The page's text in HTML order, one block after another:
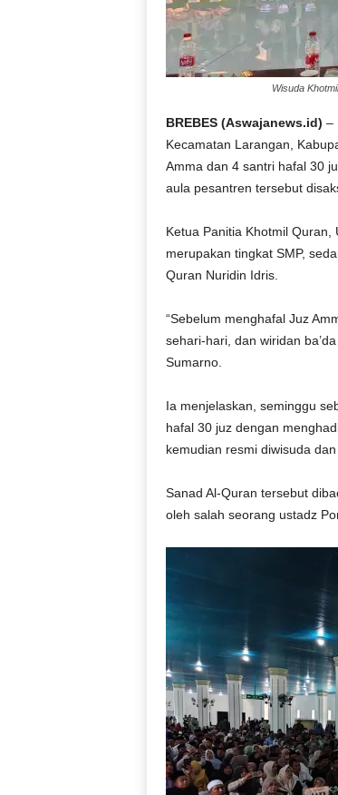
Wisuda
BREBES (Aswajanews.id) –
Kecamatan Larangan,
Amma dan 4 santri hafal 30
aula pesantren tersebut
Ketua Panitia Khotmil
merupakan tingkat SMP,
Quran Nuridin Idris.
“Sebelum menghafal Juz
sehari-hari, dan wiridan
Sumarno.
Ia menjelaskan, seminggu
hafal 30 juz dengan
kemudian resmi diwisuda
Sanad Al-Quran tersebut
oleh salah seorang ustadz